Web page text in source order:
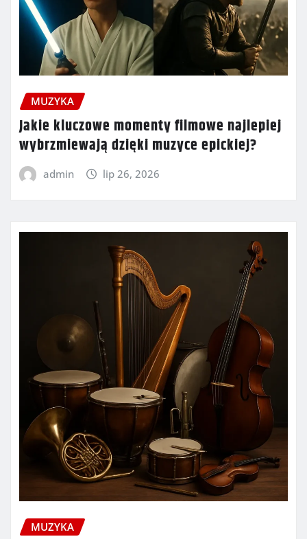
MUZYKA
Jakie kluczowe momenty filmowe najlepiej
wybrzmiewają dzięki muzyce epickiej?
admin lip 26, 2026
MUZYKA